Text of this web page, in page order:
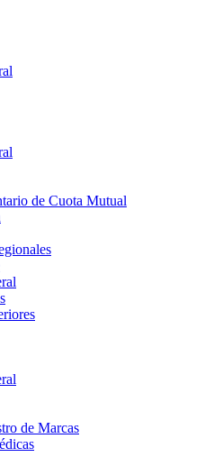
de Cuota Mutual
de Marcas